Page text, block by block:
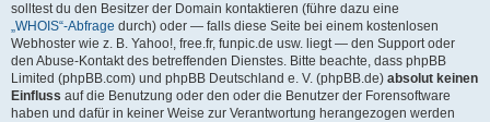
solltest du den Besitzer der Domain kontaktieren (führe dazu eine
„WHOIS“-Abfrage durch) oder — falls diese Seite bei einem kostenlosen
Webhoster wie z. B. Yahoo!, free.fr, funpic.de usw. liegt — den Support oder
den Abuse-Kontakt des betreffenden Dienstes. Bitte beachte, dass phpBB
Limited (phpBB.com) und phpBB Deutschland e. V. (phpBB.de) absolut keinen
Einfluss auf die Benutzung oder den oder die Benutzer der Forensoftware
haben und dafür in keiner Weise zur Verantwortung herangezogen werden